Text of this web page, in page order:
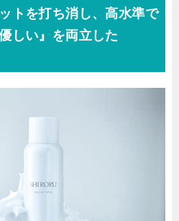
トを打ち消し、高水準で
しい』を両立した